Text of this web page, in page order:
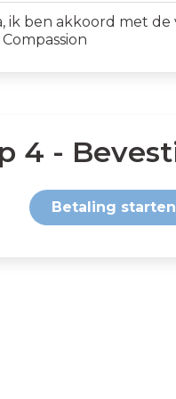
ik ben akkoord met
4 -
Betaling starten